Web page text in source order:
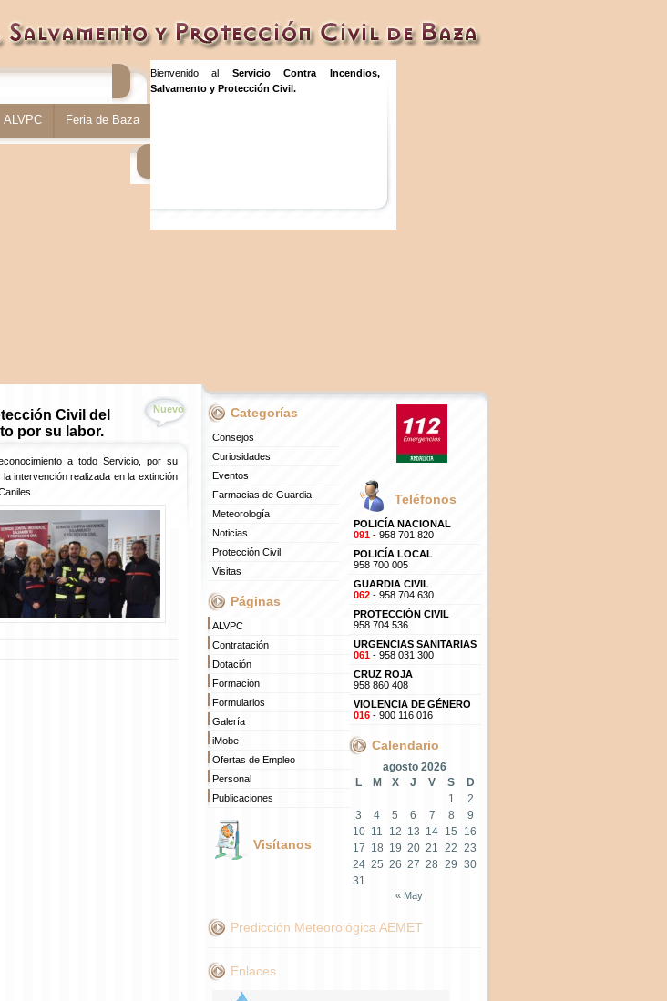
ALVPC Feria de Baza
Bienvenido al Servicio Contra Incendios,
Salvamento y Protección Civil.
Civil del
por su labor.
Nuevo
a todo Servicio, por su
intervención realizada en la extinción
Categorías
Consejos
Curiosidades
Eventos
Farmacias de Guardia
Meteorología
Noticias
Protección Civil
Visitas
Páginas
ALVPC
Contratación
Dotación
Formación
Formularios
Galería
iMobe
Ofertas de Empleo
Personal
Publicaciones
Visítanos
Teléfonos
POLICÍA NACIONAL
091- 958 701 820
POLICÍA LOCAL
958 700 005
GUARDIA CIVIL
062- 958 704 630
PROTECCIÓN CIVIL
958 704 536
URGENCIAS SANITARIAS
061- 958 031 300
CRUZ ROJA
958 860 408
VIOLENCIA DE GÉNERO
016- 900 116 016
Calendario
agosto 2026
L
M X J V S
D
1
2
3
4 5 6 7 8
9
10 11 12 13 14 15
16
17 18 19 20 21 22 23
24 25 26 27 28 29 30
31
« May
Predicción Meteorológica AEMET
Enlaces